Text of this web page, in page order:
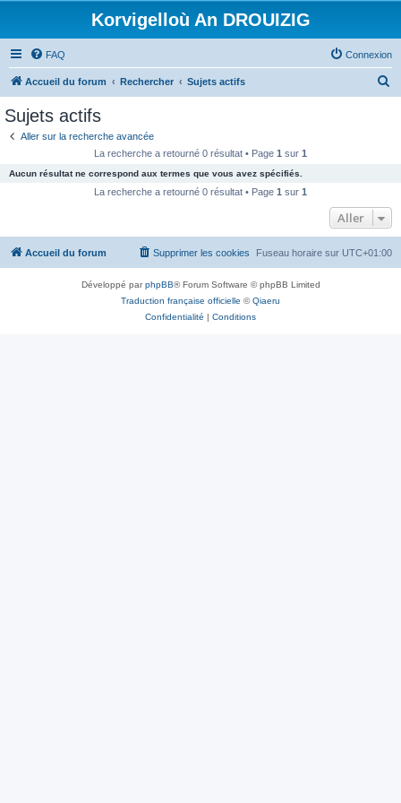
Korvigelloù An DROUIZIG
FAQ Connexion
Accueil du forum Rechercher Sujets actifs
c
e
Sujets actifs
Aller sur la recherche avancée
La recherche a retourné 0 résultat • Page 1 sur 1
Aucun résultat ne correspond aux termes que vous avez spécifiés.
La recherche a retourné 0 résultat • Page 1 sur 1
Aller
Accueil du forum Fuseau horaire sur UTC+01:00
Supprimer les cookies
Développé parphpBB® Forum Software © phpBB Limited
Traduction française officielle ©Qiaeru
Confidentialité | Conditions